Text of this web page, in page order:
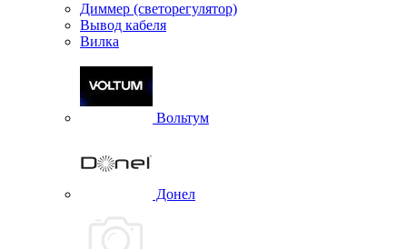
Диммер (светорегулятор)
Вывод кабеля
Вилка
Вольтум
Донел